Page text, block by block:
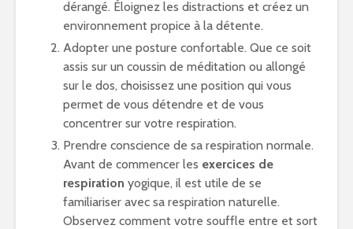
dérangé. Éloignez les distractions et créez un
environnement propice à la détente.
Adopter une posture confortable. Que ce soit
assis sur un coussin de méditation ou allongé
sur le dos, choisissez une position qui vous
permet de vous détendre et de vous
concentrer sur votre respiration.
Prendre conscience de sa respiration normale.
Avant de commencer les exercices de
respiration yogique, il est utile de se
familiariser avec sa respiration naturelle.
Observez comment votre souffle entre et sort